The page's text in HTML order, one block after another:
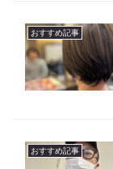
おすすめ記事
おすすめ記事